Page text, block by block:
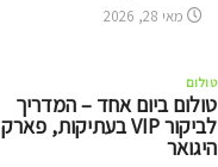
מאי 28, 2026
טולום
טולום ביום אחד – המדריך
לביקור VIP בעתיקות, פארק
היגואר